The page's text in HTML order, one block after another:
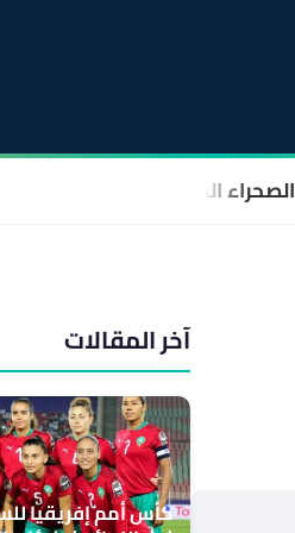
الصحراء المغربية
آخر المقالات